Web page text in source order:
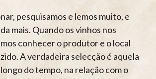
pesquisamos e lemos muito, e
mais. Quando os vinhos nos
conhecer o produtor e o local
A verdadeira selecção é aquela
do tempo, na relação com o